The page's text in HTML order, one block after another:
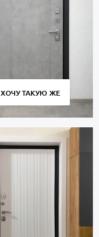
ХОЧУ ТАКУЮ ЖЕ